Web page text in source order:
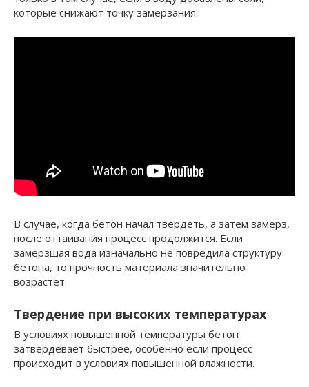
которые снижают точку замерзания.
В случае, когда бетон начал твердеть, а затем замерз,
после оттаивания процесс продолжится. Если
замерзшая вода изначально не повредила структуру
бетона, то прочность материала значительно
возрастет.
Твердение при высоких температурах
В условиях повышенной температуры бетон
затвердевает быстрее, особенно если процесс
происходит в условиях повышенной влажности.